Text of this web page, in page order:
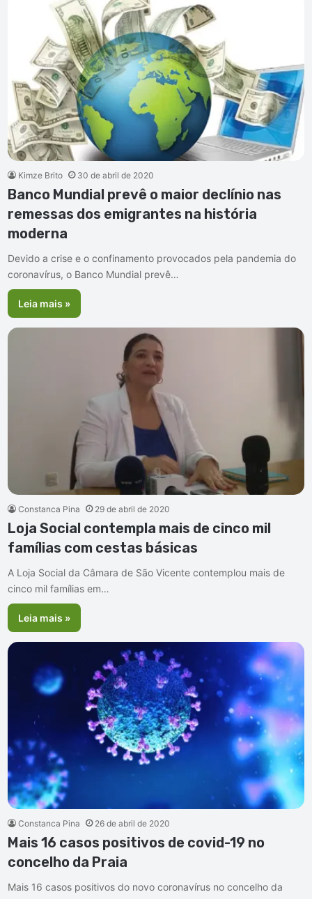
Kimze Brito 30 de abril de 2020
Banco Mundial prevê o maior declínio nas
remessas dos emigrantes na história
moderna
Devido a crise e o confinamento provocados pela pandemia do
coronavírus, o Banco Mundial prevê…
Leia mais »
Constanca Pina 29 de abril de 2020
Loja Social contempla mais de cinco mil
famílias com cestas básicas
A Loja Social da Câmara de São Vicente contemplou mais de
cinco mil famílias em…
Leia mais »
Constanca Pina 26 de abril de 2020
Mais 16 casos positivos de covid-19 no
concelho da Praia
Mais 16 casos positivos do novo coronavírus no concelho da